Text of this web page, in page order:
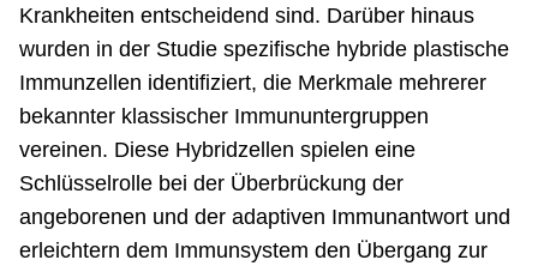
Krankheiten entscheidend sind. Darüber hinaus
wurden in der Studie spezifische hybride plastische
Immunzellen identifiziert, die Merkmale mehrerer
bekannter klassischer Immununtergruppen
vereinen. Diese Hybridzellen spielen eine
Schlüsselrolle bei der Überbrückung der
angeborenen und der adaptiven Immunantwort und
erleichtern dem Immunsystem den Übergang zur